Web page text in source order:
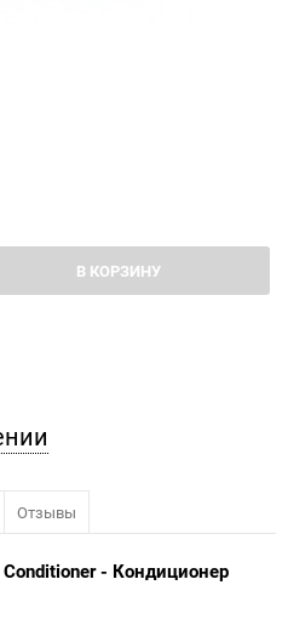
В КОРЗИНУ
Отзывы
Conditioner - Кондиционер